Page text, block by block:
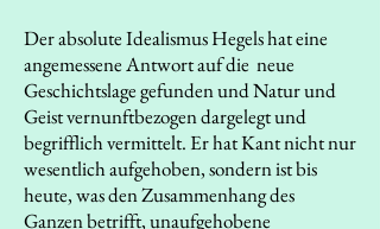
Der absolute Idealismus Hegels hat eine
angemessene Antwort auf die neue
Geschichtslage gefunden und Natur und
Geist vernunftbezogen dargelegt und
begrifflich vermittelt. Er hat Kant nicht nur
wesentlich aufgehoben, sondern ist bis
heute, was den Zusammenhang des
Ganzen betrifft, unaufgehobene